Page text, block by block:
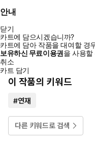
안내
닫기
카트에 담으시겠습니까?
카트에 담아 작품을 대여할 경
보유하신 무료이용권을 사용할
취소
카트 담기
이 작품의 키워드
#연재
다른 키워드로 검색